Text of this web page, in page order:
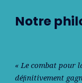
Notre
« Le combat pour
déﬁnitivement